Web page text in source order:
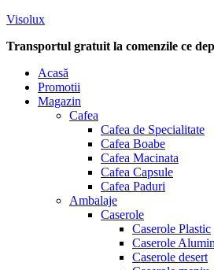
Visolux
Transportul gratuit la comenzile ce
Menu
Acasă
Promotii
Magazin
Cafea
Cafea de Specialitate
Cafea Boabe
Cafea Macinata
Cafea Capsule
Cafea Paduri
Ambalaje
Caserole
Caserole Plastic
Caserole
Caserole desert